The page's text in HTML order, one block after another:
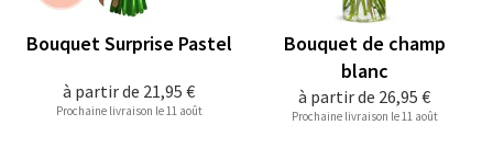
à partir de 21,95 €
Bouquet Surprise Pastel
Prochaine livraison le 11 août
à partir de 26,95 €
Bouquet de champ
blanc
Prochaine livraison le 11 août